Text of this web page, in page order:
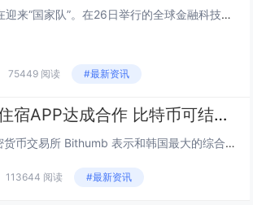
区块链技术正在迎来“国家队”。在26日举行的全球金融科技（杭州）峰会上，央行旗下中钞信用卡产业发展有限公司杭州区块链技术研究院（下称“中钞区块链技术研究院”）发布了中钞络谱区块链登记开放平台（下称“中钞络谱”）。这是央行旗下...
75449 阅读 #最新资讯
韩国交易所与住宿APP达成合作 比特币可结算房费
3 月 6 日，韩国加密货币交易所 Bithumb 表示和韩国最大的综合住宿 App“这里怎么样”的运营商（WITH INNOVITION）达成合作，推行加密货币结算住宿费业务。此次的业务合作具体表现为，Bithumb 交易所的用户在“这里...
113644 阅读 #最新资讯